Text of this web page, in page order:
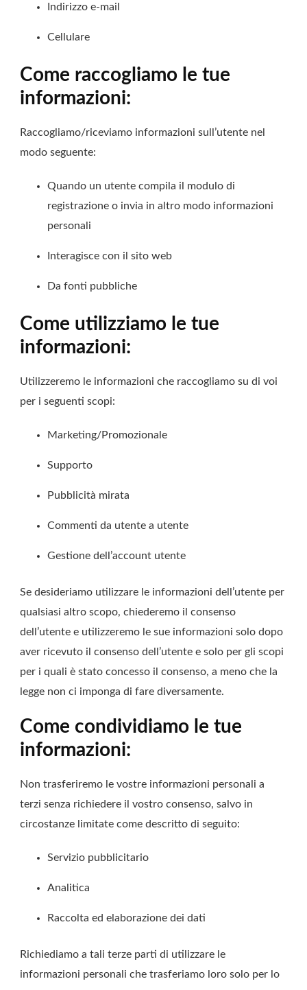
Indirizzo e-mail
Cellulare
Come raccogliamo le tue
informazioni:
Raccogliamo/riceviamo informazioni sull’utente nel
modo seguente:
Quando un utente compila il modulo di
registrazione o invia in altro modo informazioni
personali
Interagisce con il sito web
Da fonti pubbliche
Come utilizziamo le tue
informazioni:
Utilizzeremo le informazioni che raccogliamo su di voi
per i seguenti scopi:
Marketing/Promozionale
Supporto
Pubblicità mirata
Commenti da utente a utente
Gestione dell’account utente
Se desideriamo utilizzare le informazioni dell’utente per
qualsiasi altro scopo, chiederemo il consenso
dell’utente e utilizzeremo le sue informazioni solo dopo
aver ricevuto il consenso dell’utente e solo per gli scopi
per i quali è stato concesso il consenso, a meno che la
legge non ci imponga di fare diversamente.
Come condividiamo le tue
informazioni:
Non trasferiremo le vostre informazioni personali a
terzi senza richiedere il vostro consenso, salvo in
circostanze limitate come descritto di seguito:
Servizio pubblicitario
Analitica
Raccolta ed elaborazione dei dati
Richiediamo a tali terze parti di utilizzare le
informazioni personali che trasferiamo loro solo per lo